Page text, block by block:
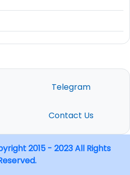
Telegram
Contact Us
2015 - 2023 All Rights